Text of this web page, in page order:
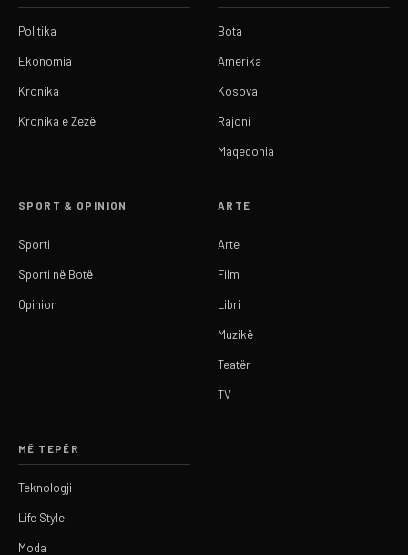
Politika
Ekonomia
Kronika
Kronika e Zezë
Bota
Amerika
Kosova
Rajoni
Maqedonia
SPORT & OPINION
Sporti
Sporti në Botë
Opinion
ARTE
Arte
Film
Libri
Muzikë
Teatër
TV
MË TEPËR
Teknologji
Life Style
Moda